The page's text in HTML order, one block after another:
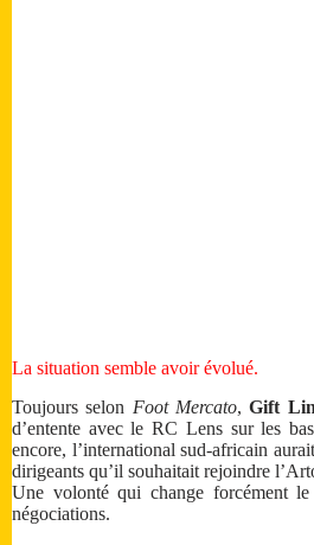
La situation semble avoir évolué.
Toujours selon Foot Mercato,Gift
d’entente avec le RC Lens sur les
encore, l’international sud-africain
dirigeants qu’il souhaitait rejoindre
Une volonté qui change forcément
négociations.